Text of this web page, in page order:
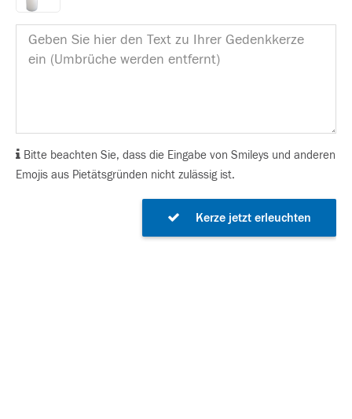
Bitte beachten Sie, dass die Eingabe von Smileys und anderen
Emojis aus Pietätsgründen nicht zulässig ist.
Kerze jetzt erleuchten